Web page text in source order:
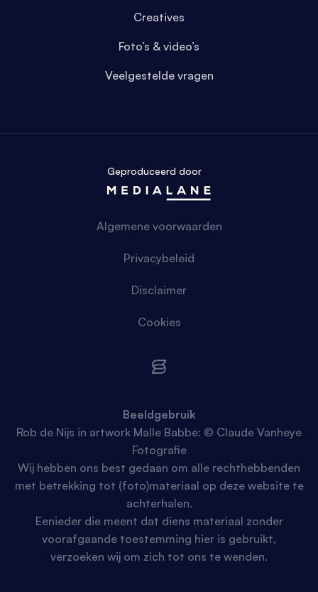
Creatives
Foto’s & video’s
Veelgestelde vragen
Geproduceerd door
Algemene voorwaarden
Privacybeleid
Disclaimer
Cookies
Beeldgebruik
Rob de Nijs in artwork Malle Babbe: © Claude Vanheye
Fotografie
Wij hebben ons best gedaan om alle rechthebbenden
met betrekking tot (foto)materiaal op deze website te
achterhalen.
Eenieder die meent dat diens materiaal zonder
voorafgaande toestemming hier is gebruikt,
verzoeken wij om zich tot ons te wenden.